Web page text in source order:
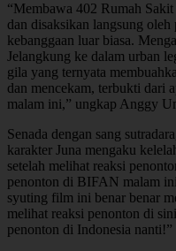
“Membawa 402 Rumah
dan disaksikan langsung
kebanggaan luar biasa.
Jelangkung ke dalam urban
gila yang ternyata
dan mencekam, terbukti dari
malam ini,” ungkap Anggy
Senada dengan sang
karakter Juna mengaku
setelah melihat reaksi
penonton di BIFAN malam
syuting film ini benar benar
melihat reaksi penonton di
penonton di Indonesia nanti!”